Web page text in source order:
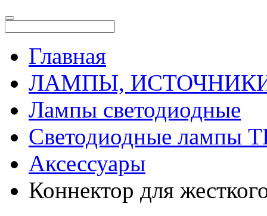
Главная
ЛАМПЫ,
Лампы светодиодные
Светодиодные лампы
Аксессуары
Коннектор для